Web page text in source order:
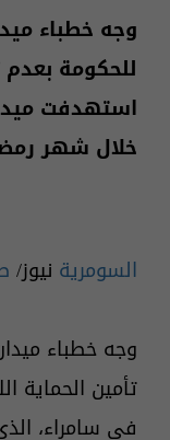
وجه خطباء
للحكومة بعدم
استهدفت
خلال شهر
السومرية نيوز/
وجه خطباء
تأمين الحماية
في سامراء،